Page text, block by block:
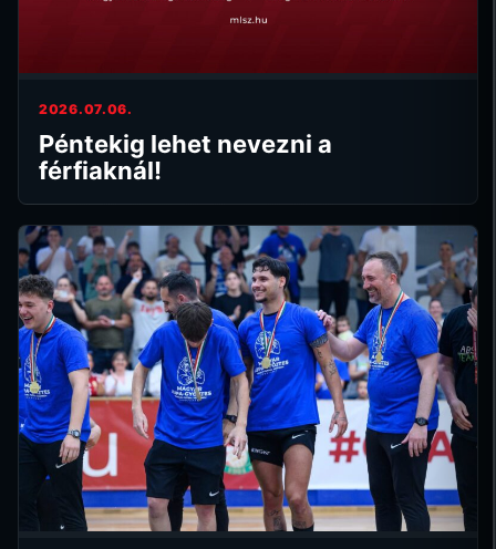
2026.07.06.
Péntekig lehet nevezni a
férfiaknál!